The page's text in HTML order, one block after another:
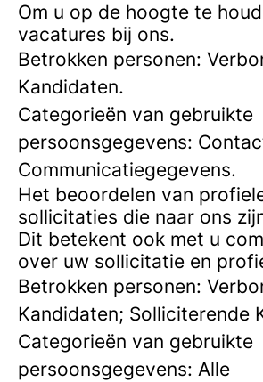
Om u op de hoogte te
vacatures bij ons.
Betrokken personen:
Kandidaten.
Categorieën van gebruikte
persoonsgegevens:
Communicatiegegevens.
Het beoordelen van
sollicitaties die naar ons
Dit betekent ook met u
over uw sollicitatie en
Betrokken personen:
Kandidaten; Solliciterende
Categorieën van gebruikte
persoonsgegevens: Alle